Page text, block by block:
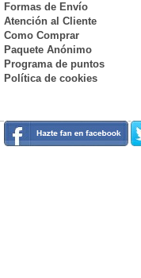
Formas de Envío
Atención al Cliente
Como Comprar
Paquete Anónimo
Programa de puntos
Política de cookies